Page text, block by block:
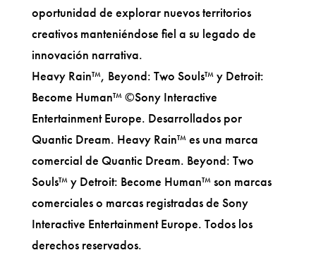
oportunidad de explorar nuevos territorios
creativos manteniéndose fiel a su legado de
innovación narrativa.
Heavy Rain™, Beyond: Two Souls™ y Detroit:
Become Human™ ©Sony Interactive
Entertainment Europe. Desarrollados por
Quantic Dream. Heavy Rain™ es una marca
comercial de Quantic Dream. Beyond: Two
Souls™ y Detroit: Become Human™ son marcas
comerciales o marcas registradas de Sony
Interactive Entertainment Europe. Todos los
derechos reservados.